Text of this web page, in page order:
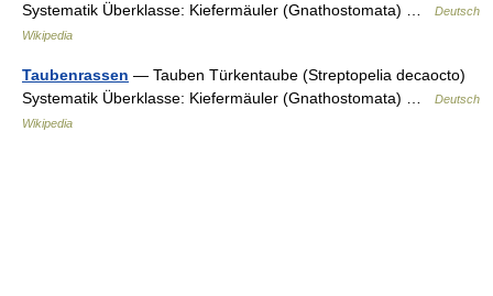
Systematik Überklasse: Kiefermäuler (Gnathostomata) …
Deutsch
Wikipedia
Taubenrassen — Tauben Türkentaube (Streptopelia decaocto)
Systematik Überklasse: Kiefermäuler (Gnathostomata) …
Deutsch
Wikipedia